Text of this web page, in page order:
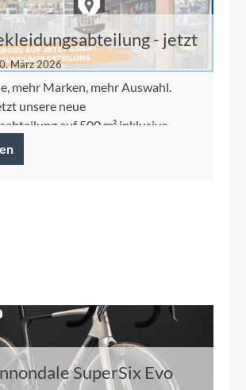
- jetzt
März 2026
mehr Marken, mehr Auswahl.
unsere neue
auf 500 m² inklusive
Store.
SuperSix Evo